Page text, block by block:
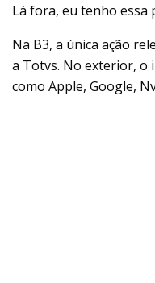
Lá fora, eu tenho essa
Na B3, a única ação
a Totvs. No exterior, o
como Apple, Google,